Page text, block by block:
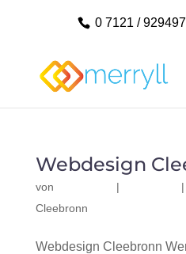
0 7121 /
Webdesign
von | |
Cleebronn
Webdesign Cleebronn